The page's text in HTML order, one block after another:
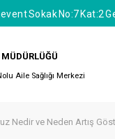
Sokak No:7 Kat:2
Aile Sağlığı Merkezi
Nedir ve Neden Artış